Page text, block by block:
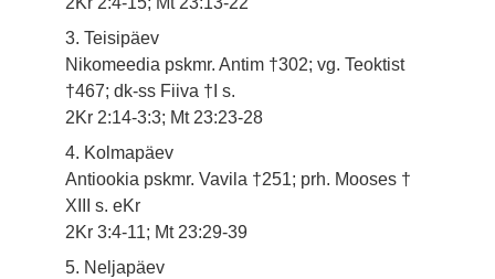
3. Teisipäev
Nikomeedia pskmr. Antim †302; vg. Teoktist
†467; dk-ss Fiiva †I s.
2Kr 2:14-3:3; Mt 23:23-28
4. Kolmapäev
Antiookia pskmr. Vavila †251; prh. Mooses †
XIII s. eKr
2Kr 3:4-11; Mt 23:29-39
5. Neljapäev